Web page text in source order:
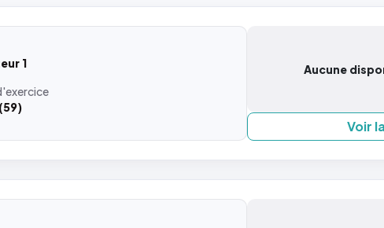
1
Aucune
Voir